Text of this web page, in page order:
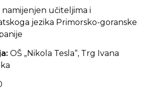
učiteljima i
jezika Primorsko-goranske
OŠ „Nikola Tesla“, Trg Ivana